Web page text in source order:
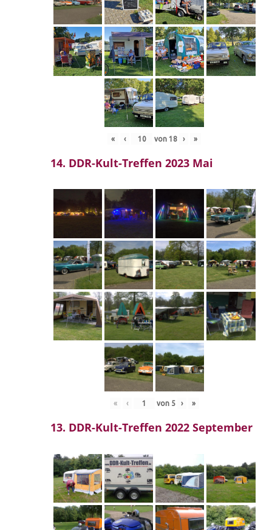
« ‹ von 18 › »
14. DDR-Kult-Treffen 2023 Mai
« ‹ von 5 › »
13. DDR-Kult-Treffen 2022 September